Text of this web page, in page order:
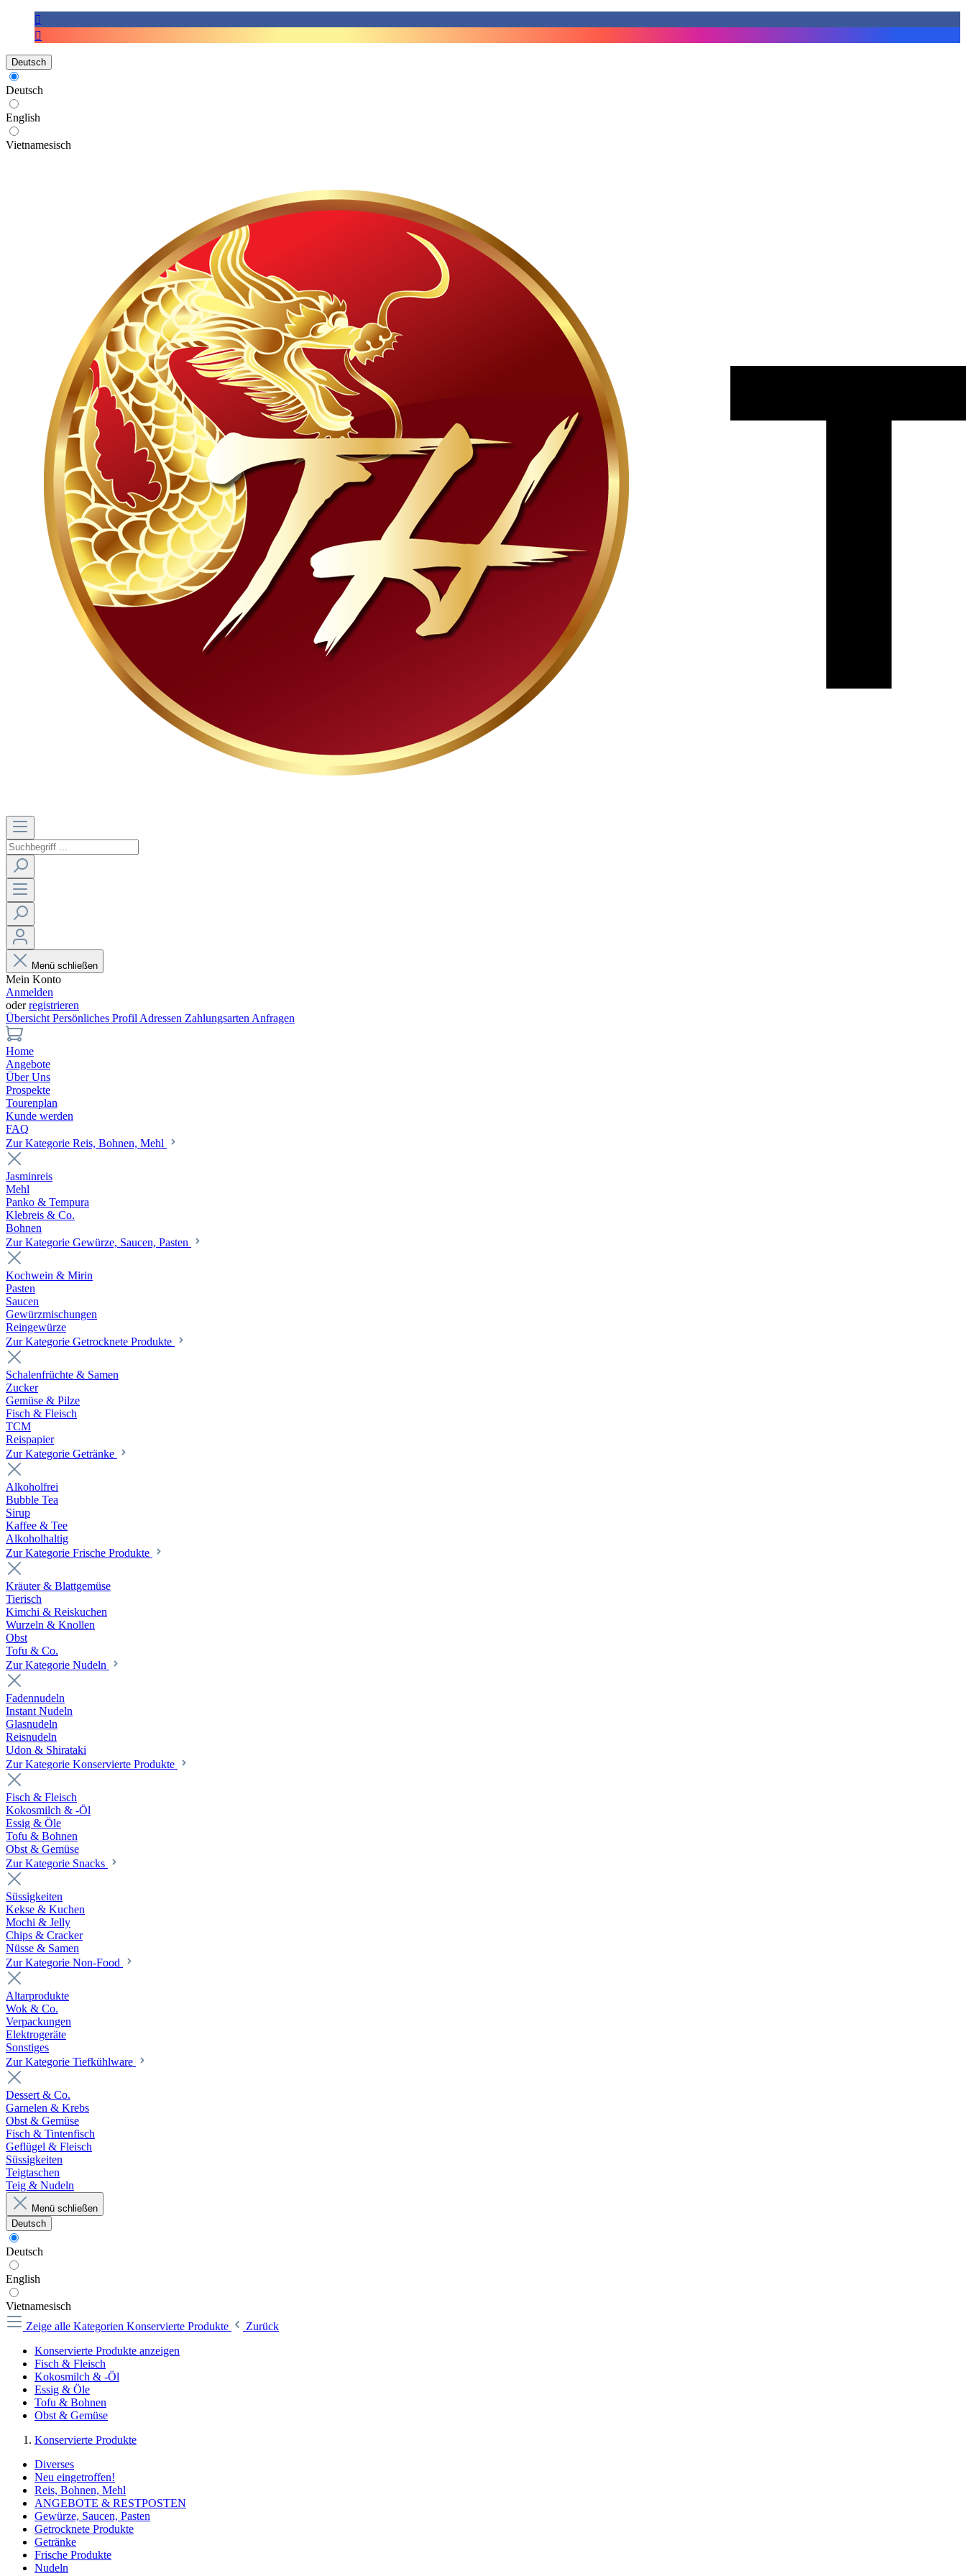
Deutsch
Deutsch
English
Vietnamesisch
Menü schließen
Mein Konto
Anmelden
oderregistrieren
Übersicht Persönliches Profil Adressen Zahlungsarten Anfragen
Home
Angebote
Über Uns
Prospekte
Tourenplan
Kunde werden
FAQ
Zur Kategorie Reis, Bohnen, Mehl
Jasminreis
Mehl
Panko & Tempura
Klebreis & Co.
Bohnen
Zur Kategorie Gewürze, Saucen, Pasten
Kochwein & Mirin
Pasten
Saucen
Gewürzmischungen
Reingewürze
Zur Kategorie Getrocknete Produkte
Schalenfrüchte & Samen
Zucker
Gemüse & Pilze
Fisch & Fleisch
TCM
Reispapier
Zur Kategorie Getränke
Alkoholfrei
Bubble Tea
Sirup
Kaffee & Tee
Alkoholhaltig
Zur Kategorie Frische Produkte
Kräuter & Blattgemüse
Tierisch
Kimchi & Reiskuchen
Wurzeln & Knollen
Obst
Tofu & Co.
Zur Kategorie Nudeln
Fadennudeln
Instant Nudeln
Glasnudeln
Reisnudeln
Udon & Shirataki
Zur Kategorie Konservierte Produkte
Fisch & Fleisch
Kokosmilch & -Öl
Essig & Öle
Tofu & Bohnen
Obst & Gemüse
Zur Kategorie Snacks
Süssigkeiten
Kekse & Kuchen
Mochi & Jelly
Chips & Cracker
Nüsse & Samen
Zur Kategorie Non-Food
Altarprodukte
Wok & Co.
Verpackungen
Elektrogeräte
Sonstiges
Zur Kategorie Tiefkühlware
Dessert & Co.
Garnelen & Krebs
Obst & Gemüse
Fisch & Tintenfisch
Geflügel & Fleisch
Süssigkeiten
Teigtaschen
Teig & Nudeln
Menü schließen
Deutsch
Deutsch
English
Vietnamesisch
Zeige alle Kategorien Konservierte Produkte
Zurück
Konservierte Produkte anzeigen
Fisch & Fleisch
Kokosmilch & -Öl
Essig & Öle
Tofu & Bohnen
Obst & Gemüse
Konservierte Produkte
Diverses
Neu eingetroffen!
Reis, Bohnen, Mehl
ANGEBOTE & RESTPOSTEN
Gewürze, Saucen, Pasten
Getrocknete Produkte
Getränke
Frische Produkte
Nudeln